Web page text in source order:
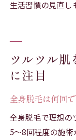
生活習慣の見直し
ツルツル
に注目
全身脱毛は何回
全身脱毛で理想の
5〜8回程度の施